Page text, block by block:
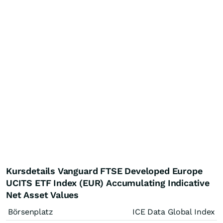
Kursdetails Vanguard FTSE Developed Europe
UCITS ETF Index (EUR) Accumulating Indicative
Net Asset Values
Börsenplatz
ICE Data Global Index